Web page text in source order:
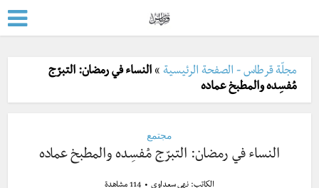
مجلّة قرطاس - الصفحة الرئيسية »النساء في رمضان: التبرّج
مُفسِده والمطبخ عماده
مجتمع
النساء في رمضان: التبرّج مُفسِده والمطبخ عماده
الكاتب: نهى سعداوي 114 مشاهدة